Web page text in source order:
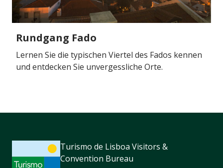
Rundgang Fado
Lernen Sie die typischen Viertel des Fados kennen
und entdecken Sie unvergessliche Orte.
Turismo de Lisboa Visitors &
Convention Bureau